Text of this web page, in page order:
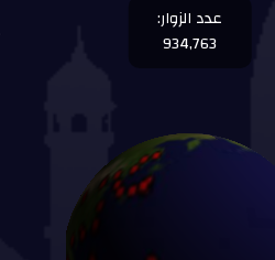
عدد الزوار:
934,763